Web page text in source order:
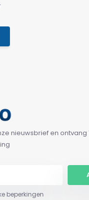
nieuwsbrief en ontvang
beperkingen